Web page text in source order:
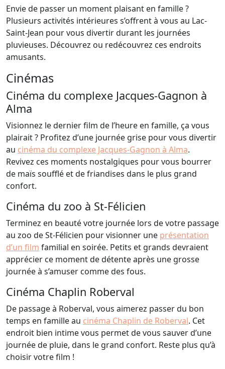
Envie de passer un moment plaisant en famille ?
Plusieurs activités intérieures s’offrent à vous au Lac-
Saint-Jean pour vous divertir durant les journées
pluvieuses. Découvrez ou redécouvrez ces endroits
amusants.
Cinémas
Cinéma du complexe Jacques-Gagnon à
Alma
Visionnez le dernier film de l’heure en famille, ça vous
plairait ? Profitez d’une journée grise pour vous divertir
au cinéma du complexe Jacques-Gagnon à Alma.
Revivez ces moments nostalgiques pour vous bourrer
de maïs soufflé et de friandises dans le plus grand
confort.
Cinéma du zoo à St-Félicien
Terminez en beauté votre journée lors de votre passage
au zoo de St-Félicien pour visionner une présentation
d’un film familial en soirée. Petits et grands devraient
apprécier ce moment de détente après une grosse
journée à s’amuser comme des fous.
Cinéma Chaplin Roberval
De passage à Roberval, vous aimerez passer du bon
temps en famille au cinéma Chaplin de Roberval. Cet
endroit bien intime vous permet de vous sauver d’une
journée de pluie, dans le grand confort. Reste plus qu’à
choisir votre film !